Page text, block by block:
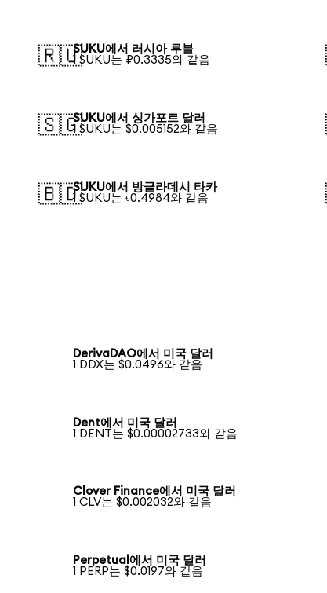
🇷🇺SUKU에서 러시아 루블
1 SUKU는 ₽0.3335와 같음
🇸🇬SUKU에서 싱가포르 달러
1 SUKU는 $0.005152와 같음
🇧🇩SUKU에서 방글라데시 타카
1 SUKU는 ৳0.4984와 같음
DerivaDAO에서 미국 달러
1 DDX는 $0.0496와 같음
Dent에서 미국 달러
1 DENT는 $0.00002733와 같음
Clover Finance에서 미국 달러
1 CLV는 $0.002032와 같음
Perpetual에서 미국 달러
1 PERP는 $0.0197와 같음